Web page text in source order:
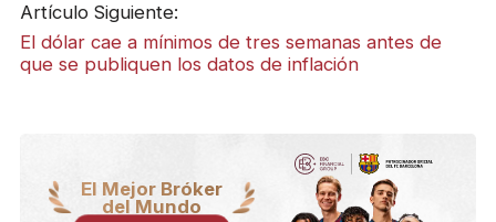
Artículo Siguiente:
El dólar cae a mínimos de tres semanas antes de
que se publiquen los datos de inflación
El Mejor Bróker
del Mundo